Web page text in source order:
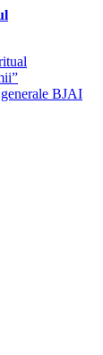
BJAI